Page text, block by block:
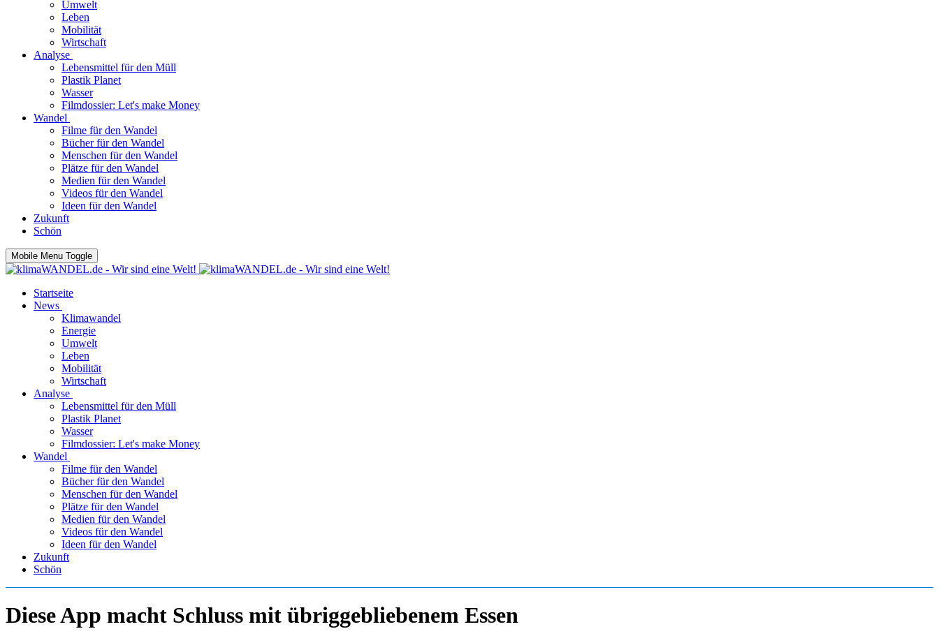
Umwelt
Leben
Mobilität
Wirtschaft
Analyse
Lebensmittel für den Müll
Plastik Planet
Wasser
Filmdossier: Let's make Money
Wandel
Filme für den Wandel
Bücher für den Wandel
Menschen für den Wandel
Plätze für den Wandel
Medien für den Wandel
Videos für den Wandel
Ideen für den Wandel
Zukunft
Schön
Mobile Menu Toggle
Startseite
News
Klimawandel
Energie
Umwelt
Leben
Mobilität
Wirtschaft
Analyse
Lebensmittel für den Müll
Plastik Planet
Wasser
Filmdossier: Let's make Money
Wandel
Filme für den Wandel
Bücher für den Wandel
Menschen für den Wandel
Plätze für den Wandel
Medien für den Wandel
Videos für den Wandel
Ideen für den Wandel
Zukunft
Schön
Diese App macht Schluss mit übriggebliebenem Essen